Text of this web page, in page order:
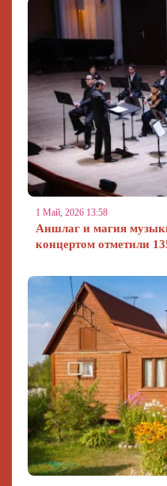
1 Май, 2026 13:58
Аншлаг и магия
концертом отметили